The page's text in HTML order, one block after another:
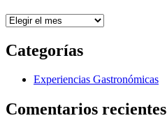
Los
Gastro-
Post
Categorías
Experiencias Gastronómicas
Comentarios recientes